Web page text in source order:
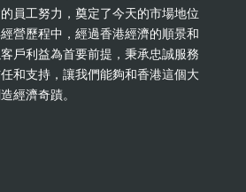
員工努力，奠定了今天的市場地位
營歷程中，經過香港經濟的順景和
戶利益為首要前提，秉承忠誠服務
和支持，讓我們能夠和香港這個大
經濟奇蹟。